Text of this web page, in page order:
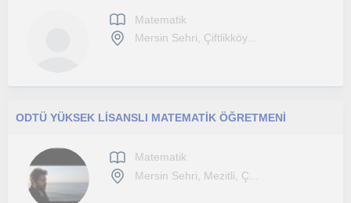
Matematik
Mersin Sehri, Çiftlikköy...
ODTÜ YÜKSEK LİSANSLI MATEMATİK ÖĞRETMENİ
Matematik
Mersin Sehri, Mezitli, Ç...